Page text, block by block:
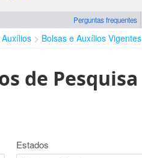
Perguntas frequentes
Bolsas e Auxílios Vigentes
de Pesquisa
Estados